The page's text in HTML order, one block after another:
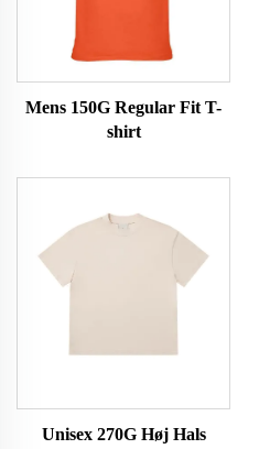
Mens 150G Regular Fit T-
shirt
Unisex 270G Høj Hals